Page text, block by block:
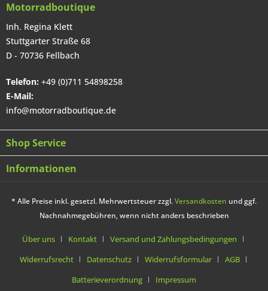
Motorradboutique
Inh. Regina Klett
Stuttgarter Straße 68
D - 70736 Fellbach
Telefon: +49 (0)711 54898258
E-Mail:
info@motorradboutique.de
Shop Service
Informationen
* Alle Preise inkl. gesetzl. Mehrwertsteuer zzgl.Versandkosten und ggf.
Nachnahmegebühren, wenn nicht anders beschrieben
Über uns Kontakt
Versand und Zahlungsbedingungen
Widerrufsrecht
Datenschutz Widerrufsformular
AGB
Batterieverordnung
Impressum